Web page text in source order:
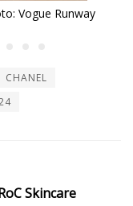
Vogue Runway
CHANEL
Skincare